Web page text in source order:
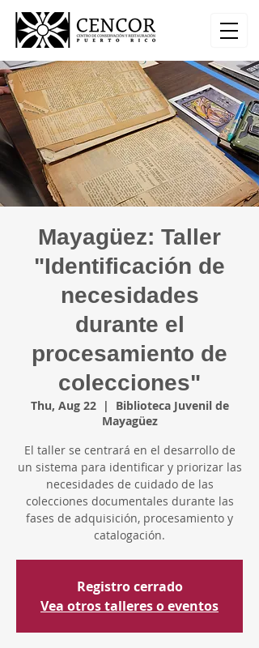
Mayagüez: Taller
"Identificación de
necesidades
durante el
procesamiento de
colecciones"
Thu, Aug 22
  |
Biblioteca Juvenil de
Mayagüez
El taller se centrará en el desarrollo de
un sistema para identificar y priorizar las
necesidades de cuidado de las
colecciones documentales durante las
fases de adquisición, procesamiento y
catalogación.
Registro cerrado
Vea otros talleres o eventos